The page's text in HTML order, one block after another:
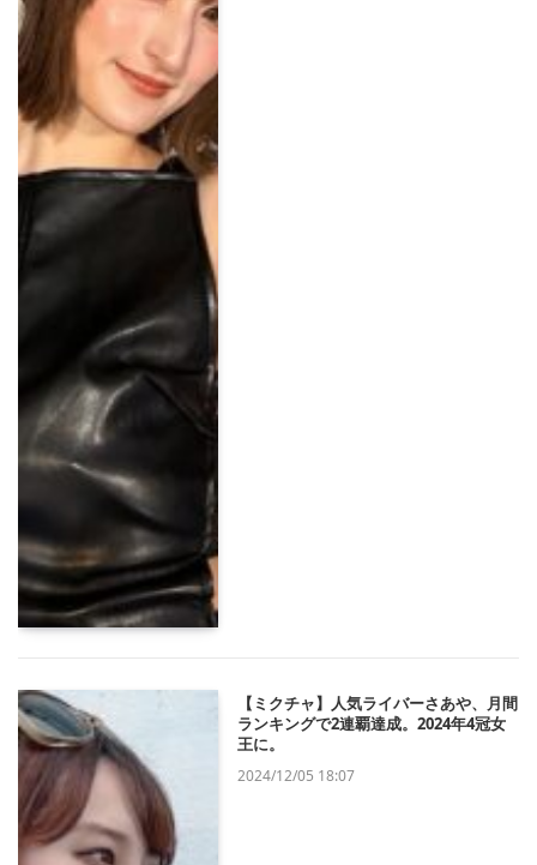
【ミクチャ】人気ライバーさあや、月間
ランキングで2連覇達成。2024年4冠女
王に。
2024/12/05 18:07